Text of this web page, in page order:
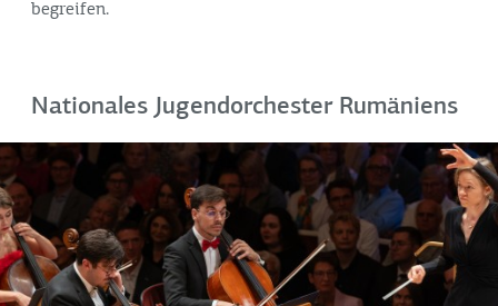
begreifen.
Nationales Jugendorchester Rumäniens